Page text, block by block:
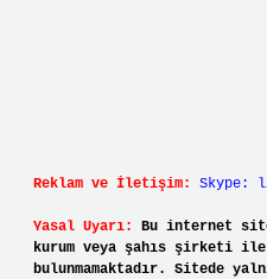
Reklam ve İletişim: Skype:
Yasal Uyarı:
Bu internet
kurum veya şahıs şirketi
bulunmamaktadır. Sitede